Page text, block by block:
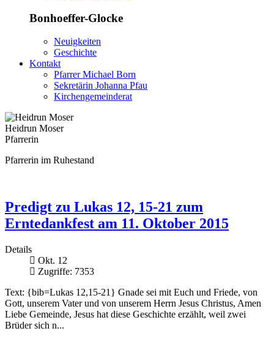
Bonhoeffer-Glocke
Neuigkeiten
Geschichte
Kontakt
Pfarrer Michael Born
Sekretärin Johanna Pfau
Kirchengemeinderat
Heidrun Moser
Pfarrerin
Pfarrerin im Ruhestand
Predigt zu Lukas 12, 15-21 zum
Erntedankfest am 11. Oktober 2015
Details
Okt. 12
Zugriffe: 7353
Text: {bib=Lukas 12,15-21} Gnade sei mit Euch und Friede, von
Gott, unserem Vater und von unserem Herrn Jesus Christus, Amen
Liebe Gemeinde, Jesus hat diese Geschichte erzählt, weil zwei
Brüder sich n...